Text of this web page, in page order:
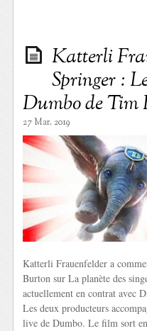
Katterli
Springer :
Dumbo de
27 Mar. 2019
Katterli Frauenfelder a
Burton sur La planète des
actuellement en contrat avec
Les deux producteurs
live de Dumbo. Le film sort